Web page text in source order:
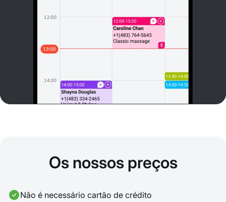
Os nossos preços
Não é necessário cartão de crédito